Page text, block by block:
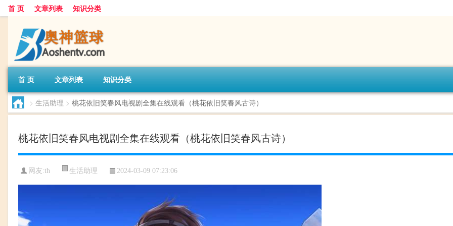
首 页 文章列表 知识分类
首 页 文章列表 知识分类
> 生活助理 > 桃花依旧笑春风电视剧全集在线观看（桃花依旧笑春风古诗）
桃花依旧笑春风电视剧全集在线观看（桃花依旧笑春风古诗）
网友:th 生活助理 2024-03-09 07:23:06